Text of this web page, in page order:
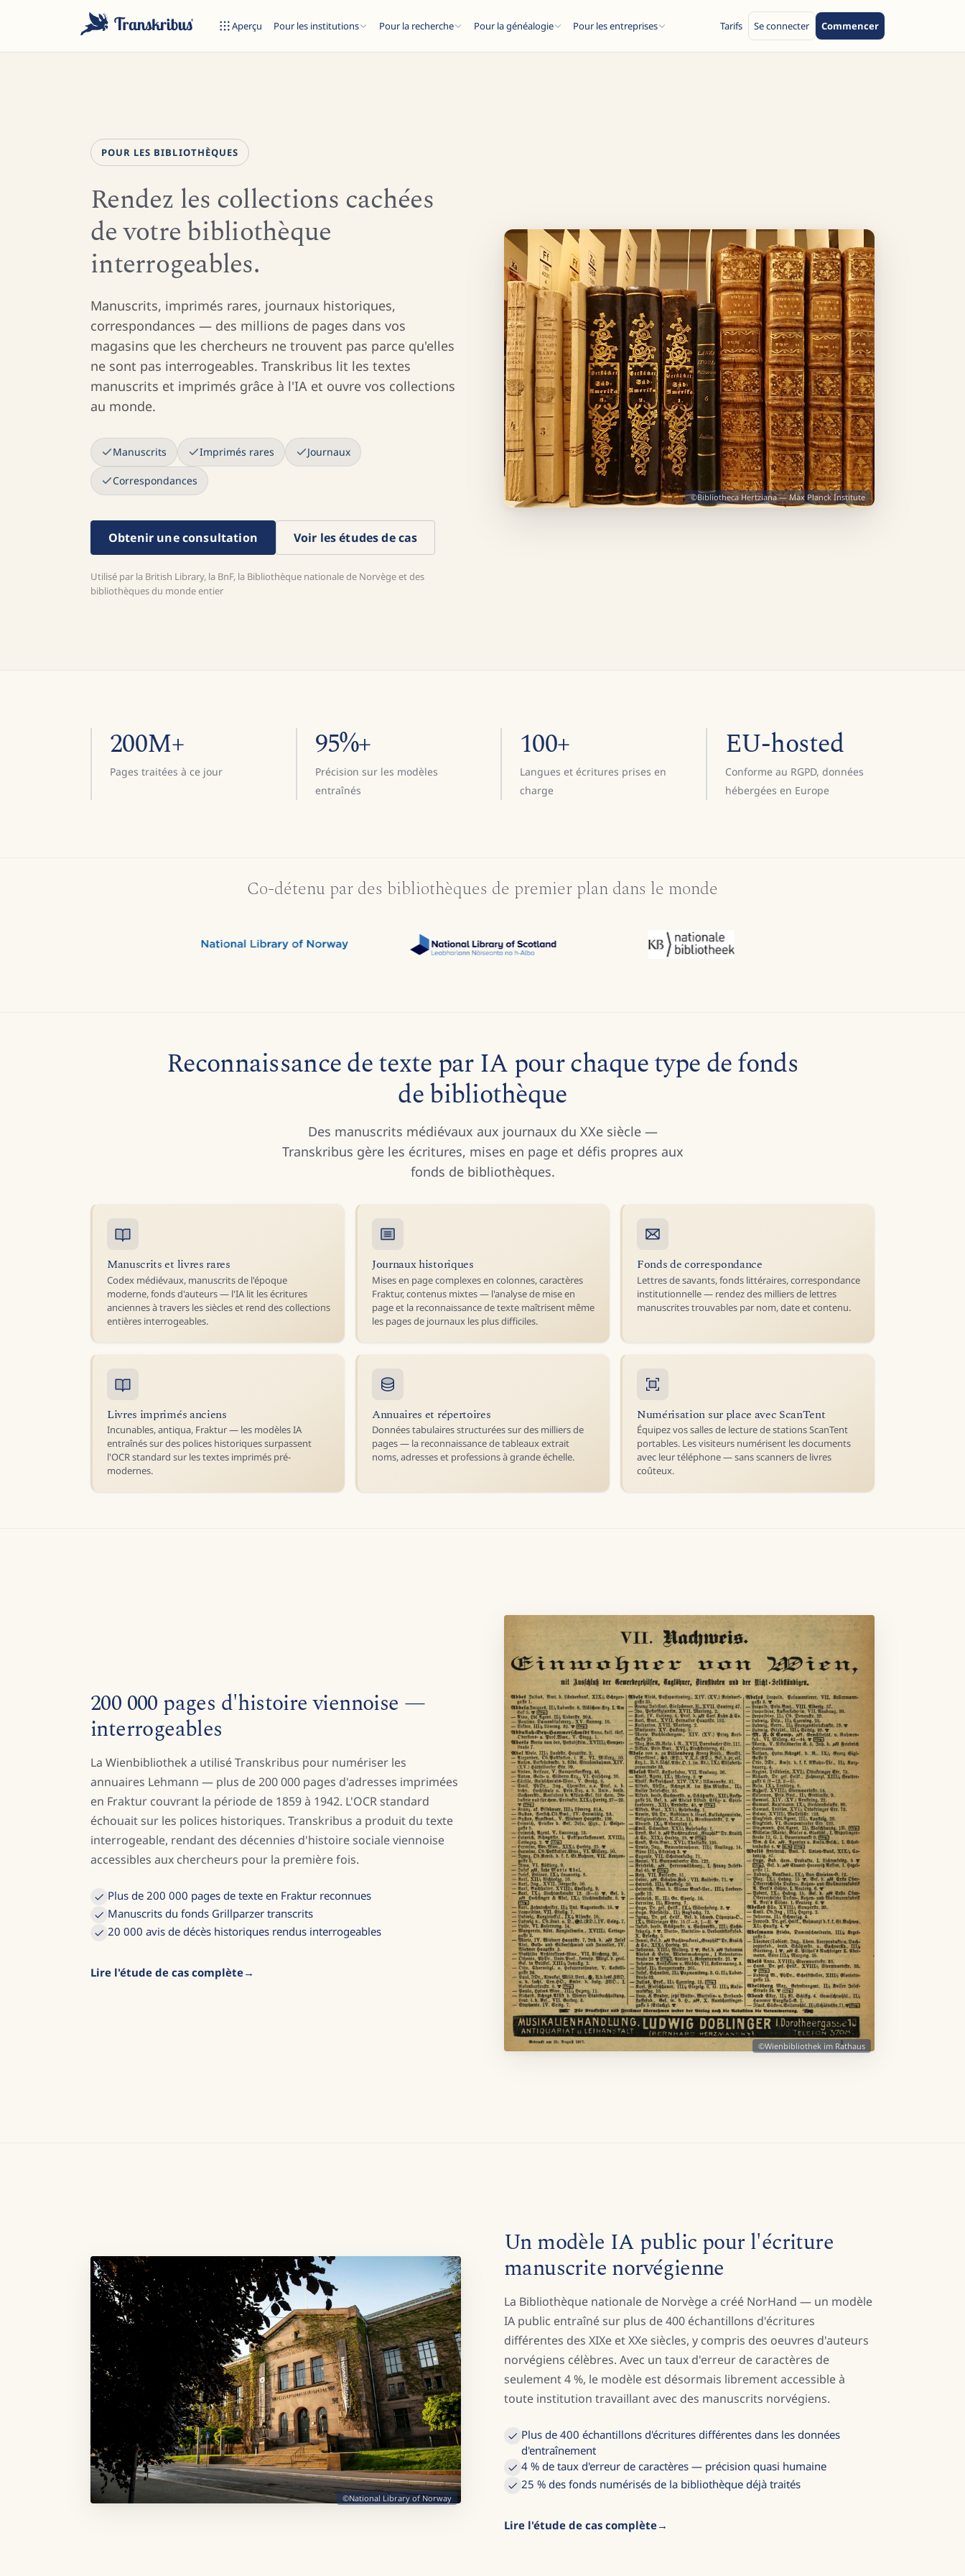
Aperçu Pour les institutions Pour la recherche Pour la généalogie Pour les entreprises Tarifs Se connecter Commencer
Commencez à taper pour rechercher parmi les modèles, sites et articles de blog...
POUR LES BIBLIOTHÈQUES
Rendez les collections cachées
de votre bibliothèque
interrogeables.
Manuscrits, imprimés rares, journaux historiques,
correspondances — des millions de pages dans vos
magasins que les chercheurs ne trouvent pas parce qu'elles
ne sont pas interrogeables. Transkribus lit les textes
manuscrits et imprimés grâce à l'IA et ouvre vos collections
au monde.
Manuscrits Imprimés rares Journaux
Correspondances
Obtenir une consultation Voir les études de cas
Utilisé par la British Library, la BnF, la Bibliothèque nationale de Norvège et des
bibliothèques du monde entier
©Bibliotheca Hertziana — Max Planck Institute
200M+
Pages traitées à ce jour
95%+
Précision sur les modèles
entraînés
100+
Langues et écritures prises en
charge
EU-hosted
Conforme au RGPD, données
hébergées en Europe
Co-détenu par des bibliothèques de premier plan dans le monde
Reconnaissance de texte par IA pour chaque type de fonds
de bibliothèque
Des manuscrits médiévaux aux journaux du XXe siècle —
Transkribus gère les écritures, mises en page et défis propres aux
fonds de bibliothèques.
Manuscrits et livres rares
Codex médiévaux, manuscrits de l'époque
moderne, fonds d'auteurs — l'IA lit les écritures
anciennes à travers les siècles et rend des collections
entières interrogeables.
Journaux historiques
Mises en page complexes en colonnes, caractères
Fraktur, contenus mixtes — l'analyse de mise en
page et la reconnaissance de texte maîtrisent même
les pages de journaux les plus difficiles.
Fonds de correspondance
Lettres de savants, fonds littéraires, correspondance
institutionnelle — rendez des milliers de lettres
manuscrites trouvables par nom, date et contenu.
Livres imprimés anciens
Incunables, antiqua, Fraktur — les modèles IA
entraînés sur des polices historiques surpassent
l'OCR standard sur les textes imprimés pré-
modernes.
Annuaires et répertoires
Données tabulaires structurées sur des milliers de
pages — la reconnaissance de tableaux extrait
noms, adresses et professions à grande échelle.
Numérisation sur place avec ScanTent
Équipez vos salles de lecture de stations ScanTent
portables. Les visiteurs numérisent les documents
avec leur téléphone — sans scanners de livres
coûteux.
200 000 pages d'histoire viennoise —
interrogeables
La Wienbibliothek a utilisé Transkribus pour numériser les
annuaires Lehmann — plus de 200 000 pages d'adresses imprimées
en Fraktur couvrant la période de 1859 à 1942. L'OCR standard
échouait sur les polices historiques. Transkribus a produit du texte
interrogeable, rendant des décennies d'histoire sociale viennoise
accessibles aux chercheurs pour la première fois.
Plus de 200 000 pages de texte en Fraktur reconnues
Manuscrits du fonds Grillparzer transcrits
20 000 avis de décès historiques rendus interrogeables
Lire l'étude de cas complète
©Wienbibliothek im Rathaus
Un modèle IA public pour l'écriture
manuscrite norvégienne
La Bibliothèque nationale de Norvège a créé NorHand — un modèle
IA public entraîné sur plus de 400 échantillons d'écritures
différentes des XIXe et XXe siècles, y compris des oeuvres d'auteurs
norvégiens célèbres. Avec un taux d'erreur de caractères de
seulement 4 %, le modèle est désormais librement accessible à
toute institution travaillant avec des manuscrits norvégiens.
Plus de 400 échantillons d'écritures différentes dans les données
d'entraînement
4 % de taux d'erreur de caractères — précision quasi humaine
25 % des fonds numérisés de la bibliothèque déjà traités
Lire l'étude de cas complète
©National Library of Norway